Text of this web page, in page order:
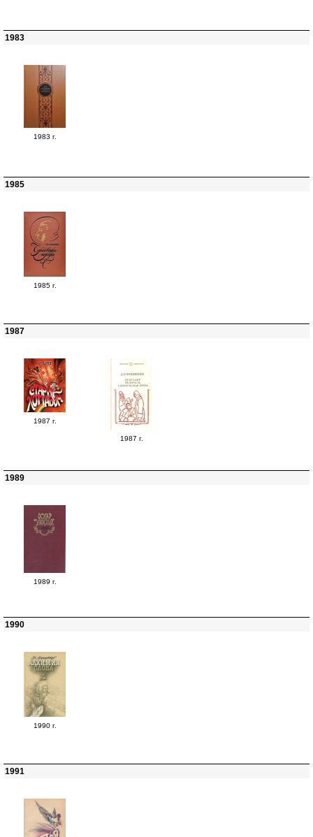
1983
1983 г.
1985
1985 г.
1987
1987 г.
1987 г.
1989
1989 г.
1990
1990 г.
1991